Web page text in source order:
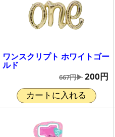
ワンスクリプト ホワイトゴー
ルド
667円▶ 200円
カートに入れる